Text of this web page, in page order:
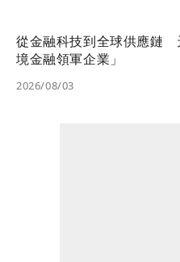
從金融科技到全球供應鏈
境金融領軍企業」
2026/08/03